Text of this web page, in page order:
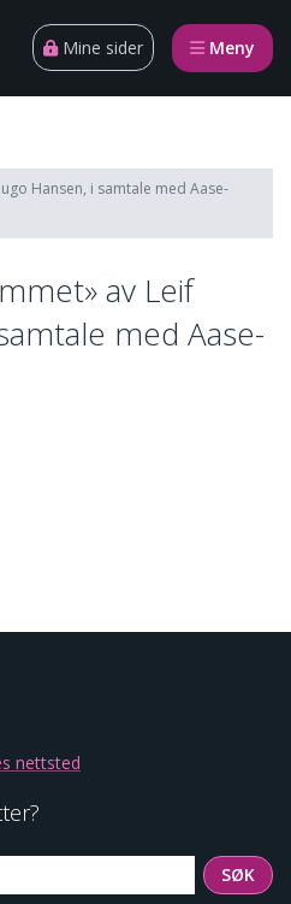
Meny
Mine sider
Hansen, i samtale med Aase-
av Leif
med Aase-
nettsted
SØK
SØK